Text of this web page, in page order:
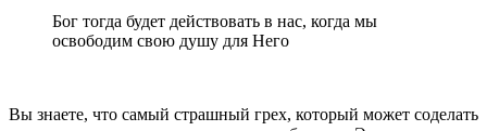
Бог тогда будет действовать в нас, когда мы
освободим свою душу для Него
Вы знаете, что самый страшный грех, который может соделать